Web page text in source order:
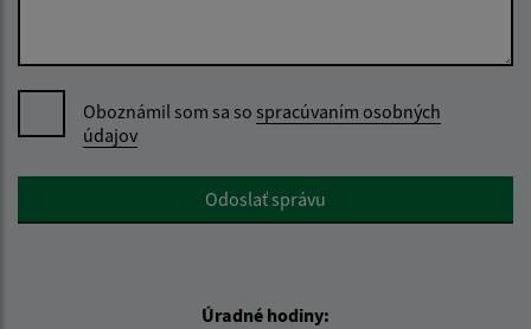
Oboznámil som sa so spracúvaním osobných
údajov
Google reCaptcha ResponseOdoslať správu
Úradné hodiny: